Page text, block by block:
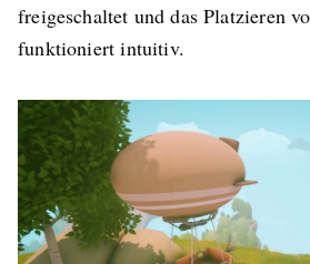
freigeschaltet und das Platzieren
funktioniert intuitiv.